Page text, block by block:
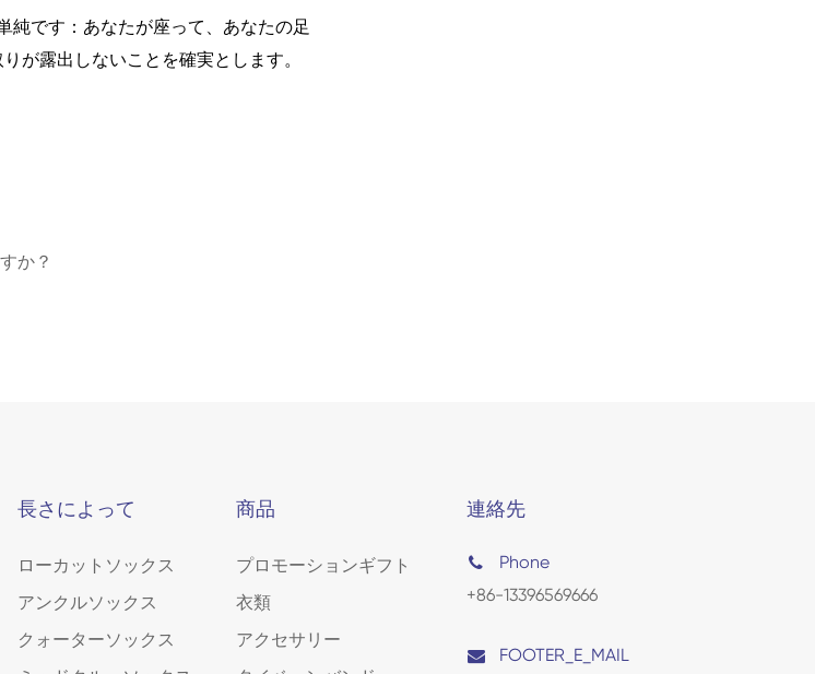
純です：あなたが座って、あなたの足
が露出しないことを確実とします。
か？
長さによって
ローカットソックス
アンクルソックス
クォーターソックス
商品
プロモーションギフト
衣類
アクセサリー
連絡先
Phone
+86-13396569666
FOOTER_E_MAIL